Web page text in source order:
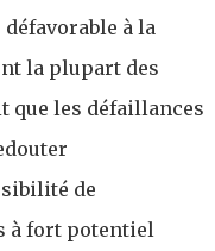
à la
la plupart des
que les défaillances
de
à fort potentiel